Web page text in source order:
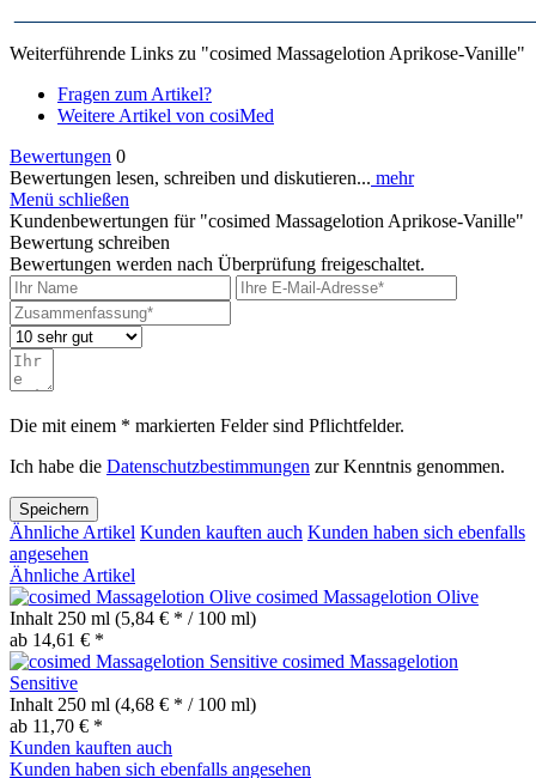
Weiterführende Links zu "cosimed Massagelotion Aprikose-Vanille"
Fragen zum Artikel?
Weitere Artikel von cosiMed
Bewertungen 0
Bewertungen lesen, schreiben und diskutieren... mehr
Menü schließen
Kundenbewertungen für "cosimed Massagelotion Aprikose-Vanille"
Bewertung schreiben
Bewertungen werden nach Überprüfung freigeschaltet.
Die mit einem * markierten Felder sind Pflichtfelder.
Ich habe die Datenschutzbestimmungen zur Kenntnis genommen.
Speichern
Ähnliche Artikel Kunden kauften auch Kunden haben sich ebenfalls
angesehen
Ähnliche Artikel
cosimed Massagelotion Olive
Inhalt 250 ml (5,84 € * / 100 ml)
ab 14,61 € *
cosimed Massagelotion
Sensitive
Inhalt 250 ml (4,68 € * / 100 ml)
ab 11,70 € *
Kunden kauften auch
Kunden haben sich ebenfalls angesehen